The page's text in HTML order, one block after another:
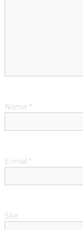
Nome *
E-mail *
Site